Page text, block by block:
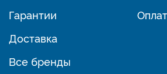
Гарантии
Доставка
Все бренды